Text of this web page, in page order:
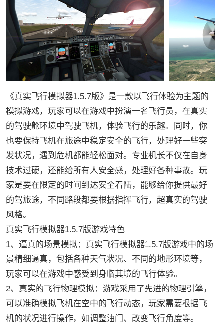
《真实飞行模拟器1.5.7版》是一款以飞行体验为主题的
模拟游戏，玩家可以在游戏中扮演一名飞行员，在真实
的驾驶舱环境中驾驶飞机，体验飞行的乐趣。同时，你
也要保持飞机在旅途中稳定安全的飞行，处理好一些突
发状况，遇到危机都能轻松面对。专业机长不仅在自身
技术过硬，还能给所有人安全感，处理好各种事故。玩
家是要在限定的时间到达安全着陆，能够给你提供最好
的驾旅途，不同路段都要根据指挥飞行，超真实的驾驶
风格。
真实飞行模拟器1.5.7版游戏特色
1、逼真的场景模拟：真实飞行模拟器1.5.7版游戏中的场
景精细逼真，包括各种天气状况、不同的地形环境等，
玩家可以在游戏中感受到身临其境的飞行体验。
2、真实的飞行物理模拟：游戏采用了先进的物理引擎，
可以准确模拟飞机在空中的飞行动态，玩家需要根据飞
机的状况进行操作，如调整油门、改变飞行角度等。